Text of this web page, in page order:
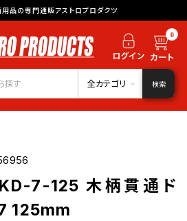
用品の専門通販アストロプロダクツ
0
全カテゴリ 検索
7-125 木柄貫通ド
125mm